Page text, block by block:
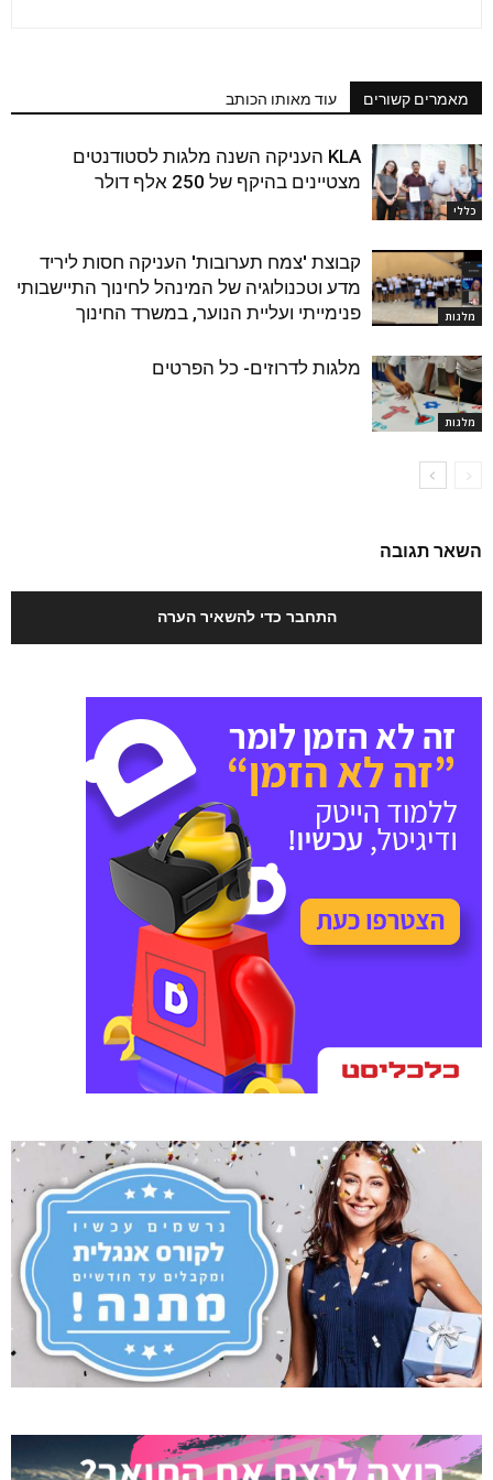
מאמרים קשורים עוד מאותו הכותב
כללי
KLA העניקה השנה מלגות לסטודנטים
מצטיינים בהיקף של 250 אלף דולר
מלגות
קבוצת 'צמח תערובות' העניקה חסות ליריד
מדע וטכנולוגיה של המינהל לחינוך התיישבותי
פנימייתי ועליית הנוער, במשרד החינוך
מלגות
מלגות לדרוזים- כל הפרטים
השאר תגובה
התחבר כדי להשאיר הערה